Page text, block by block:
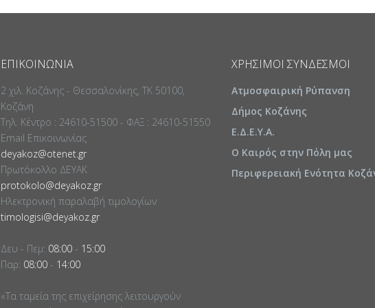
ΕΠΙΚΟΙΝΩΝΊΑ
2 χιλ. Κοζάνης - Θεσσαλονίκης, ΤΚ 50100,
Κοζάνη
Τηλ. Κέντρο : 24610-51500 - ΦΑΞ : 24610-51550
Email Επικοινωνίας
deyakoz@otenet.gr
Πρωτόκολλο ΔΕΥΑΚ
protokolo@deyakoz.gr
Ηλεκτρονική παραλαβή τιμολογίων
timologisi@deyakoz.gr
Δευ - Πεμ: 08:00 - 15:00
Παρ: 08:00 - 14:00
«Τα ταμεία της επιχείρησης λειτουργούν
ΧΡΉΣΙΜΟΙ ΣΎΝΔΕΣΜΟΙ
Ατμοσφαιρική Ρύπανση
Δήμος Κοζάνης
Ε.Δ.Ε.Υ.Α.
Ο Καιρός στην Πόλη μας
Περιφερειακή Ενότητα